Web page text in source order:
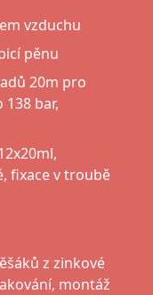
vzduchu
pěnu
20m pro
bar,
fixace v troubě
z zinkové
montáž